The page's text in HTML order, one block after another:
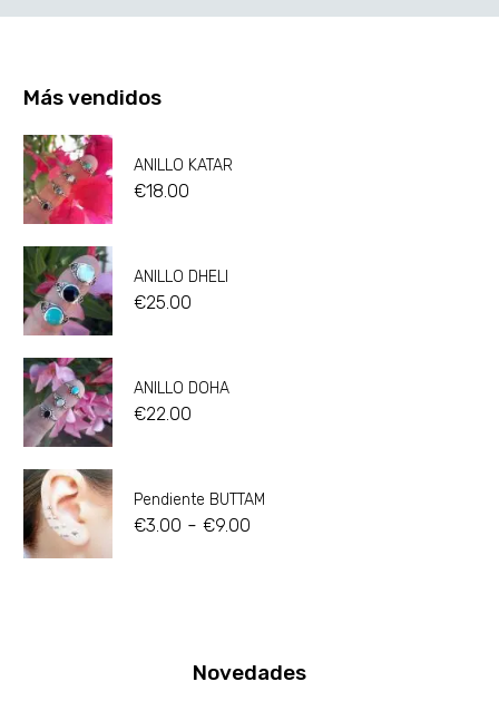
Más vendidos
ANILLO KATAR
€18.00
ANILLO DHELI
€25.00
ANILLO DOHA
€22.00
Pendiente BUTTAM
€3.00 - €9.00
Novedades